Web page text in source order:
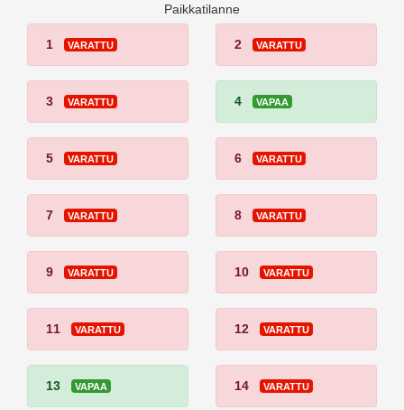
Paikkatilanne
1 VARATTU 2 VARATTU
3 VARATTU 4 VAPAA
5 VARATTU 6 VARATTU
7 VARATTU 8 VARATTU
9 VARATTU 10 VARATTU
11 VARATTU 12 VARATTU
13 VAPAA 14 VARATTU